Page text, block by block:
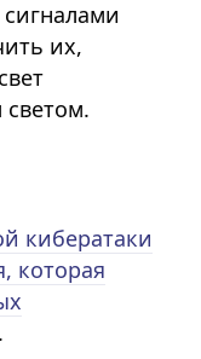
их,
кибератаки
которая
.